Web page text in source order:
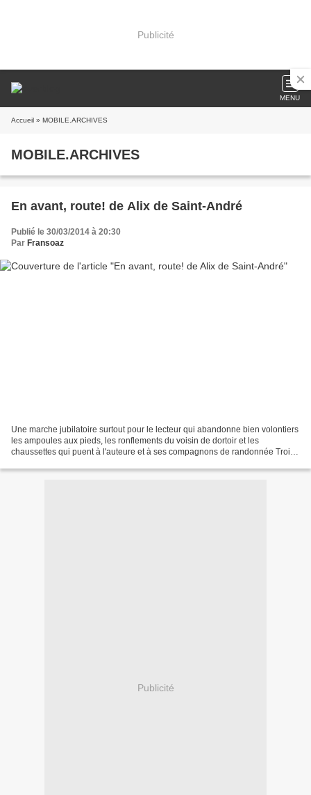
Publicité
MENU
Accueil » MOBILE.ARCHIVES
MOBILE.ARCHIVES
En avant, route! de Alix de Saint-André
Publié le 30/03/2014 à 20:30
Par Fransoaz
Une marche jubilatoire surtout pour le lecteur qui abandonne bien volontiers
les ampoules aux pieds, les ronflements du voisin de dortoir et les
chaussettes qui puent à l'auteure et à ses compagnons de randonnée Trois
Publicité